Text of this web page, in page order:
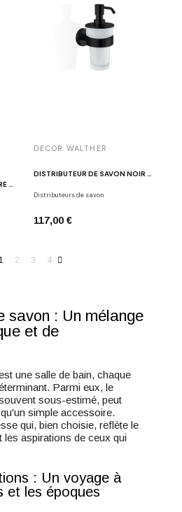
DISTRIBUTEUR DE SAVON DORÉ DW375 N
DECOR WALTHER
DISTRIBUTEUR DE SAVON NOIR MAT BA WSP
Distributeurs de savon
117,00 €
2 3 4
savon : Un mélange
et de
une salle de bain, chaque
Parmi eux, le
sous-estimé, peut
simple accessoire.
qui, bien choisie, reflète le
les aspirations de ceux qui
: Un voyage à
et les époques